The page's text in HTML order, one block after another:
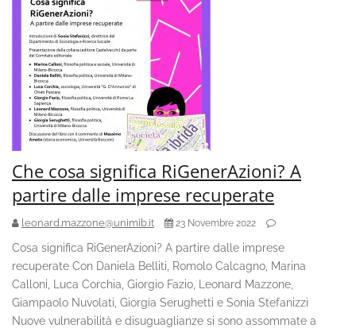
Che cosa significa RiGenerAzioni? A
partire dalle imprese recuperate
leonard.mazzone@unimib.it 23 Novembre 2022
Cosa significa RiGenerAzioni? A partire dalle imprese
recuperate Con Daniela Belliti, Romolo Calcagno, Marina
Calloni, Luca Corchia, Giorgio Fazio, Leonard Mazzone,
Giampaolo Nuvolati, Giorgia Serughetti e Sonia Stefanizzi
Nuove vulnerabilità e disuguaglianze si sono assommate a